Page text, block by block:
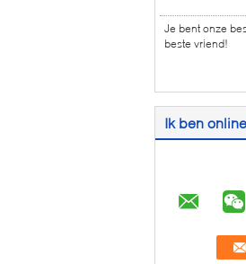
Je bent onze
beste vriend!
Ik ben